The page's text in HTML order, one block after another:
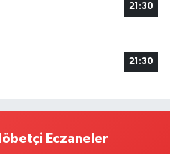
21:30
21:30
Eczaneler